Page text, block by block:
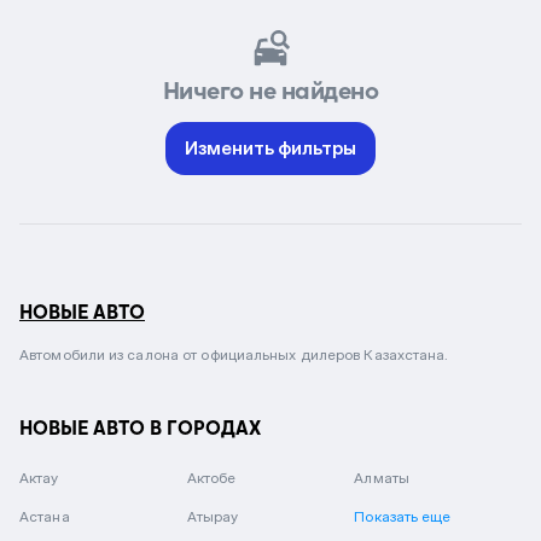
Ничего не найдено
Изменить фильтры
НОВЫЕ АВТО
Автомобили из салона от официальных дилеров Казахстана.
НОВЫЕ АВТО В ГОРОДАХ
Актау Актобе Алматы
Астана Атырау Показать еще